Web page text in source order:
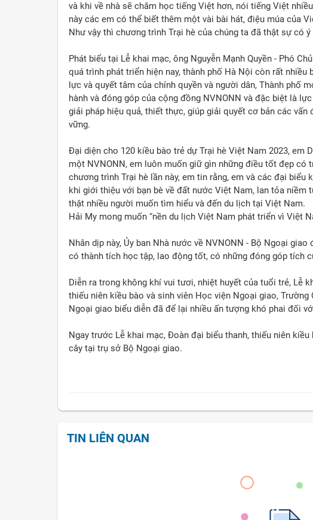
và khi về nhà sẽ chăm học tiếng Việt hơn, nói tiếng Việt
này các em có thể biết thêm một vài bài hát, điệu múa của
Như vậy thì chương trình Trại hè của chúng ta đã thật sự có
Phát biểu tại Lễ khai mạc, ông Nguyễn Mạnh Quyền - Phó
quá trình phát triển hiện nay, thành phố Hà Nội còn rất
lực và quyết tâm của chính quyền và người dân, Thành phố
hành và đóng góp của cộng đồng NVNONN và đặc biệt là
giải pháp hiệu quả, thiết thực, giúp giải quyết cơ bản các vấn
vững.
Đại diện cho 120 kiều bào trẻ dự Trại hè Việt Nam 2023, em
một NVNONN, em luôn muốn giữ gìn những điều tốt đẹp có
chương trình Trại hè lần này, em tin rằng, em và các đại biểu
khi giới thiệu với bạn bè về đất nước Việt Nam, lan tỏa niềm
thật nhiều người muốn tìm hiểu và đến du lịch tại Việt Nam.
Hải My mong muốn “nền du lịch Việt Nam phát triển vì Việt
Nhân dịp này, Ủy ban Nhà nước về NVNONN - Bộ Ngoại
có thành tích học tập, lao động tốt, có những đóng góp tích
Diễn ra trong không khí vui tươi, nhiệt huyết của tuổi trẻ, Lễ
thiếu niên kiều bào và sinh viên Học viện Ngoại giao,
Ngoại giao biểu diễn đã để lại nhiều ấn tượng khó phai đối
Ngay trước Lễ khai mạc, Đoàn đại biểu thanh, thiếu niên
cây tại trụ sở Bộ Ngoại giao.
TIN LIÊN QUAN